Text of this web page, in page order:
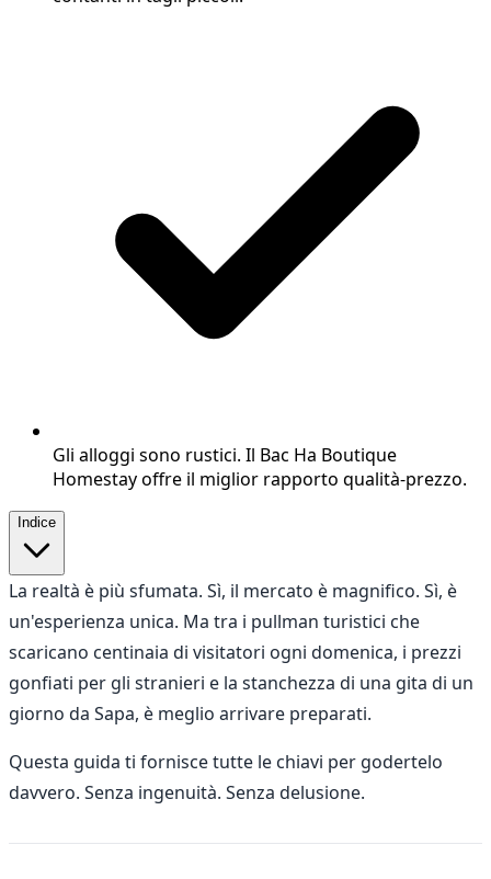
Gli alloggi sono rustici. Il Bac Ha Boutique
Homestay offre il miglior rapporto qualità-prezzo.
Indice
La realtà è più sfumata. Sì, il mercato è magnifico. Sì, è
un'esperienza unica. Ma tra i pullman turistici che
scaricano centinaia di visitatori ogni domenica, i prezzi
gonfiati per gli stranieri e la stanchezza di una gita di un
giorno da Sapa, è meglio arrivare preparati.
Questa guida ti fornisce tutte le chiavi per godertelo
davvero. Senza ingenuità. Senza delusione.